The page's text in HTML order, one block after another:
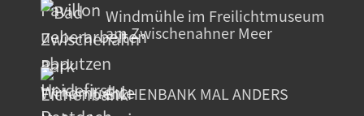
Windmühle im Freilichtmuseum
am Zwischenahner Meer
EICHENBANK MAL ANDERS